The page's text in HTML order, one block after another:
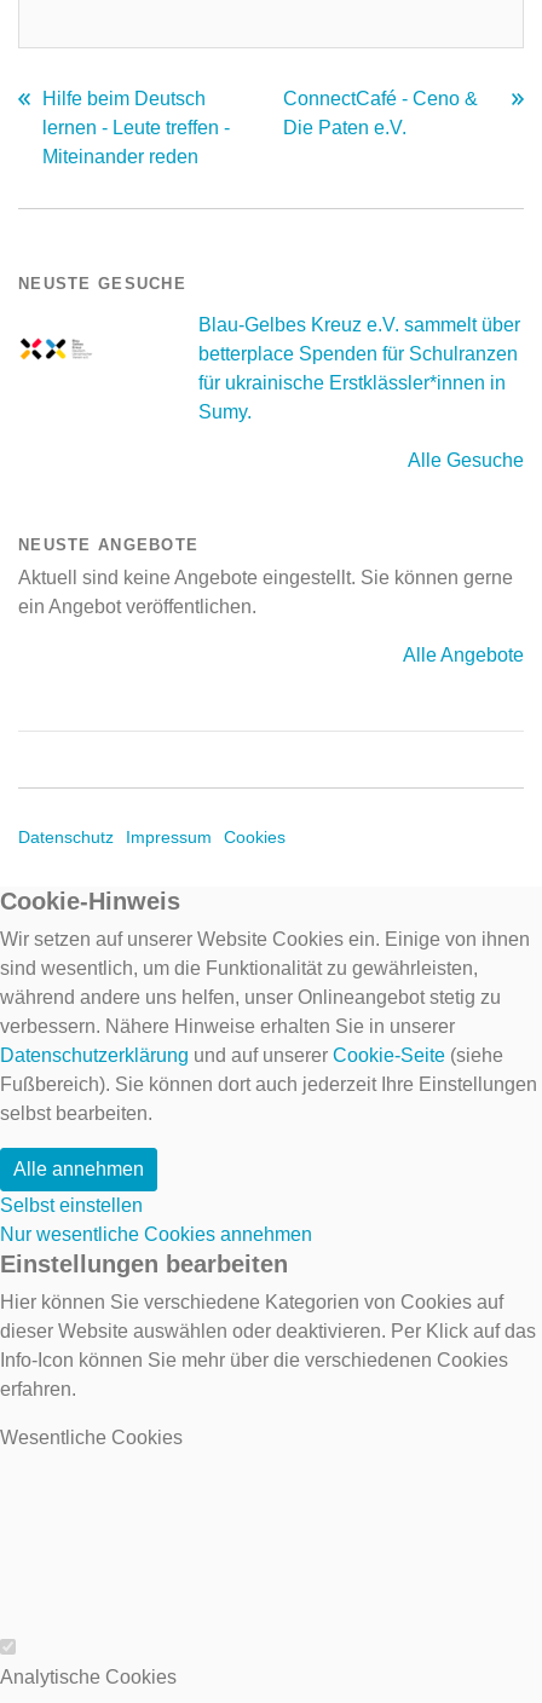
Hilfe beim Deutsch
lernen - Leute treffen -
Miteinander reden
ConnectCafé - Ceno &
Die Paten e.V.
NEUSTE GESUCHE
Blau-Gelbes Kreuz e.V. sammelt über
betterplace Spenden für Schulranzen
für ukrainische Erstklässler*innen in
Sumy.
Alle Gesuche
NEUSTE ANGEBOTE
Aktuell sind keine Angebote eingestellt. Sie können gerne
ein Angebot veröffentlichen.
Alle Angebote
Datenschutz Impressum Cookies
Cookie-Hinweis
Wir setzen auf unserer Website Cookies ein. Einige von ihnen
sind wesentlich, um die Funktionalität zu gewährleisten,
während andere uns helfen, unser Onlineangebot stetig zu
verbessern. Nähere Hinweise erhalten Sie in unserer
Datenschutzerklärung und auf unserer Cookie-Seite (siehe
Fußbereich). Sie können dort auch jederzeit Ihre Einstellungen
selbst bearbeiten.
Alle annehmen
Selbst einstellen
Nur wesentliche Cookies annehmen
Einstellungen bearbeiten
Hier können Sie verschiedene Kategorien von Cookies auf
dieser Website auswählen oder deaktivieren. Per Klick auf das
Info-Icon können Sie mehr über die verschiedenen Cookies
erfahren.
Wesentliche Cookies
Wesentliche Cookies
Analytische Cookies